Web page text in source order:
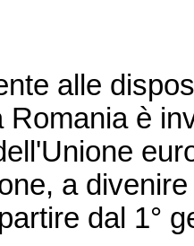
alle
Romania è
a
dal 1°